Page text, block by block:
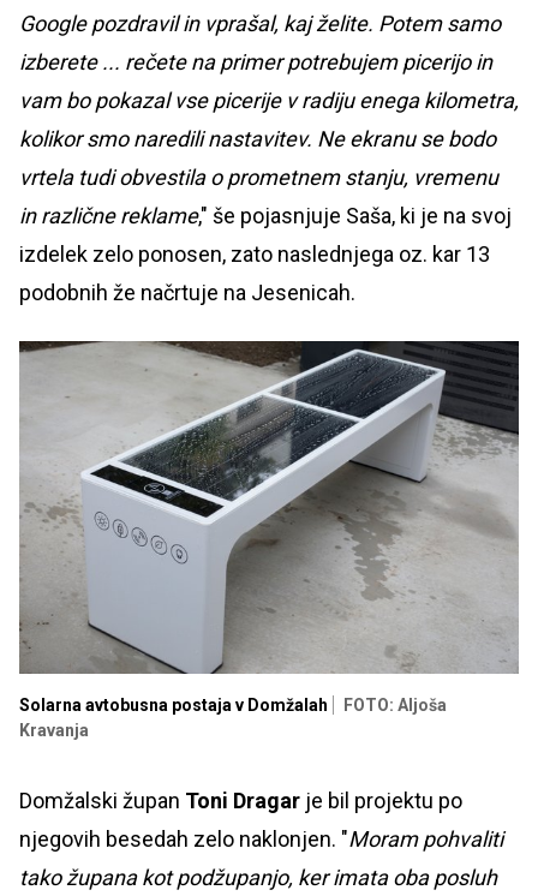
Google pozdravil in vprašal, kaj želite. Potem samo
izberete ... rečete na primer potrebujem picerijo in
vam bo pokazal vse picerije v radiju enega kilometra,
kolikor smo naredili nastavitev. Ne ekranu se bodo
vrtela tudi obvestila o prometnem stanju, vremenu
in različne reklame," še pojasnjuje Saša, ki je na svoj
izdelek zelo ponosen, zato naslednjega oz. kar 13
podobnih že načrtuje na Jesenicah.
Solarna avtobusna postaja v Domžalah
FOTO: Aljoša
Kravanja
Domžalski župan Toni Dragar je bil projektu po
njegovih besedah zelo naklonjen. "Moram pohvaliti
tako župana kot podžupanjo, ker imata oba posluh